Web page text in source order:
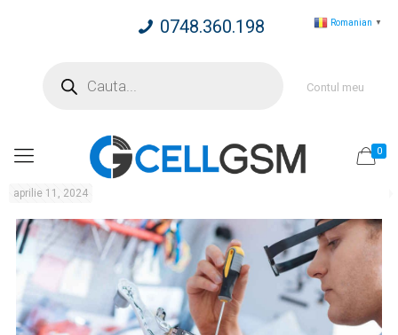
0748.360.198
search
Contul meu
0
aprilie 11, 2024
Romanian ▼